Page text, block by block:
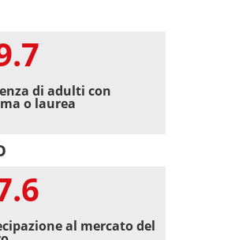
di adulti con
o laurea
al mercato del